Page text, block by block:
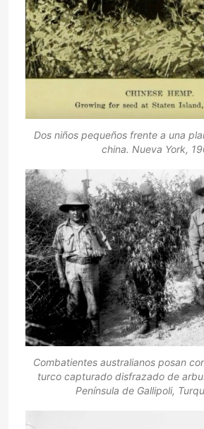
Dos niños pequeños frente a una
china. Nueva York,
Combatientes australianos posan
turco capturado disfrazado de
Península de Gallipoli,